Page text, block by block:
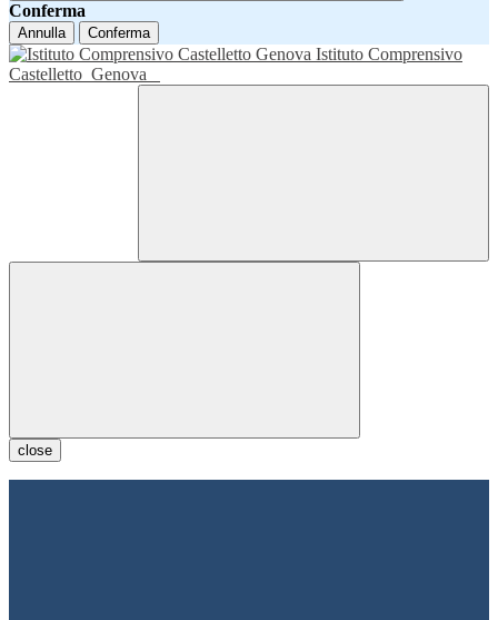
Conferma
Annulla Conferma
Istituto Comprensivo
Castelletto Genova
close